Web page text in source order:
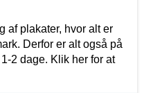
af plakater, hvor alt er
Derfor er alt også på
2 dage. Klik her for at